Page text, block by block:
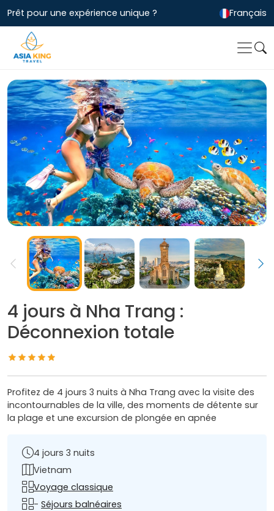
Prêt pour une expérience unique ? Français
4 jours à Nha Trang :
Déconnexion totale
Profitez de 4 jours 3 nuits à Nha Trang avec la visite des
incontournables de la ville, des moments de détente sur
la plage et une excursion de plongée en apnée
4 jours 3 nuits
Vietnam
Voyage classique
- Séjours balnéaires